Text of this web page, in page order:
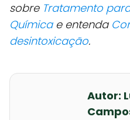
sobre Tratamento
Químicae entenda
desintoxicação.
Autor: